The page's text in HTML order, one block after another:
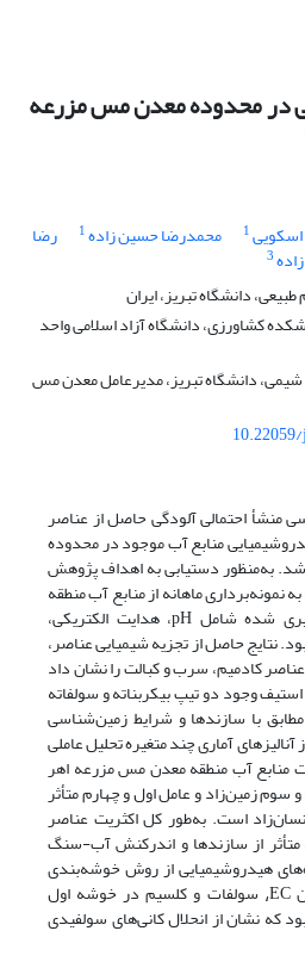
در محدوده معدن مس مزرعه
1 محمدرضا حسین زاده1 رضا
3
دانشگاه تبریز، ایران
کشاورزی، دانشگاه آزاد اسلامی واحد
دانشگاه تبریز، مدیرعامل معدن مس
منشأ احتمالی آلودگی حاصل از عناصر
منابع آب موجود در محدوده
به‌منظور دستیابی به اهداف پژوهش
نمونه‌برداری ماهانه از منابع آب منطقه
گردید. پارامترهای اندازه‌گیری شده شامل pH، هدایت الکتریکی،
نتایج حاصل از تجزیه شیمیایی عناصر،
کادمیم، سرب و کبالت را نشان داد
وجود دو تیپ بیکربناته و سولفاته
با سازندها و شرایط زمین‌شناسی
آماری چند متغیره تحلیل عاملی
منابع آب منطقه معدن مس مزرعه اهر
سوم زمین‌زاد و عامل اول و چهارم متأثر
است. به‌طور کل اکثریت عناصر
از سازندها و اندرکنش آب-سنگ
هیدروشیمیایی از روش خوشه‌بندی
مرتبه‌ای استفاده شد. میزان EC⸲ سولفات و کلسیم در خوشه اول
که نشان از انحلال کانی‌های سولفیدی